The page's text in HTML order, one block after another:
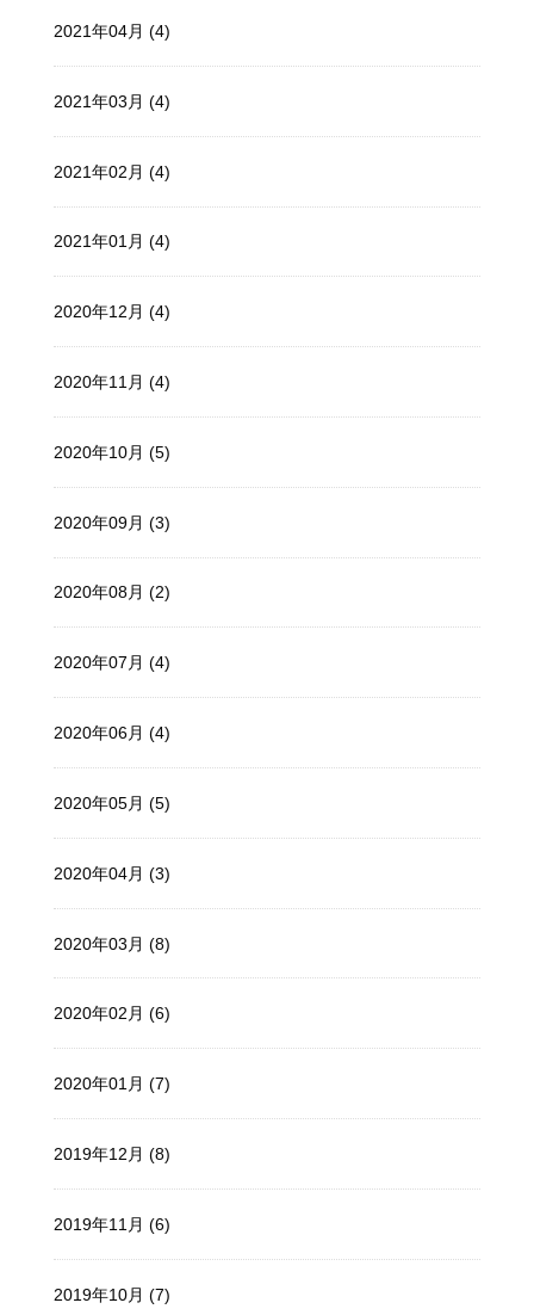
2021年04月 (4)
2021年03月 (4)
2021年02月 (4)
2021年01月 (4)
2020年12月 (4)
2020年11月 (4)
2020年10月 (5)
2020年09月 (3)
2020年08月 (2)
2020年07月 (4)
2020年06月 (4)
2020年05月 (5)
2020年04月 (3)
2020年03月 (8)
2020年02月 (6)
2020年01月 (7)
2019年12月 (8)
2019年11月 (6)
2019年10月 (7)